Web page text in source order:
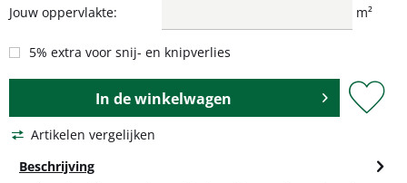
Jouw oppervlakte: m²
5% extra voor snij- en knipverlies
In dewinkelwagen
Artikelen vergelijken
Beschrijving